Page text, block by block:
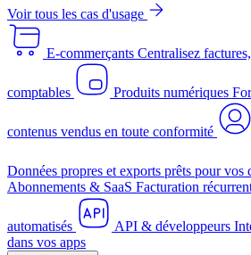
Voir tous les cas d'usage
E-commerçants Centralisez
comptables Produits numériques
contenus vendus en toute conformité
Données propres et exports prêts pour vos
Abonnements & SaaS Facturation
automatisés API & développeurs
dans vos apps